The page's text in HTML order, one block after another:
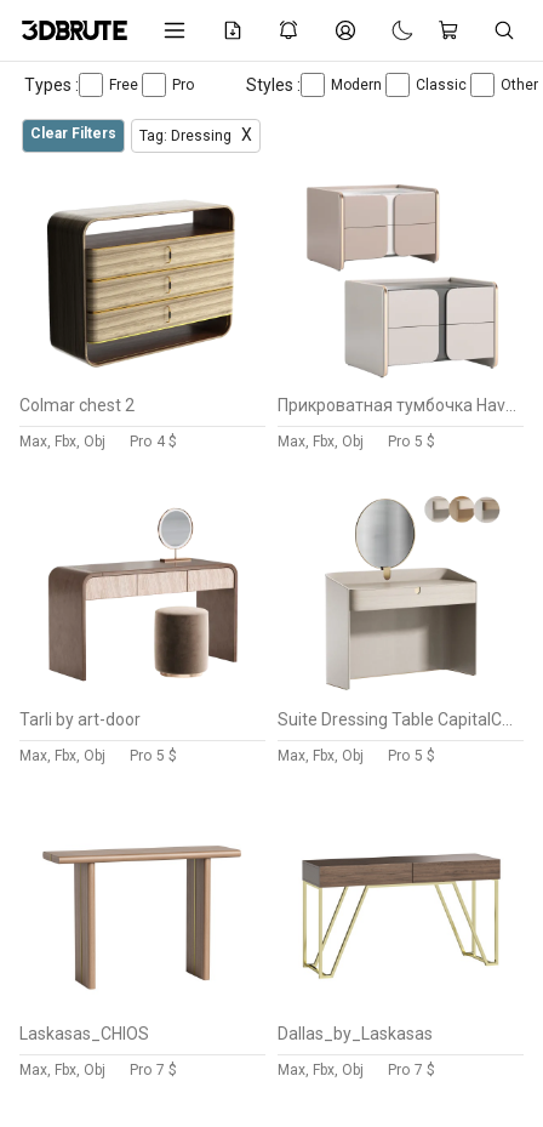
Types : Free Pro Styles : Modern Classic Other
Clear Filters Tag: Dressing X
Colmar chest 2
Max, Fbx, Obj Pro 4 $ Max, Fbx, Obj Pro 5 $
Tarli by art-door
Max, Fbx, Obj Pro 5 $ Max, Fbx, Obj Pro 5 $
Laskasas_CHIOS
Max, Fbx, Obj Pro 7 $
Dallas_by_Laskasas
Max, Fbx, Obj Pro 7 $